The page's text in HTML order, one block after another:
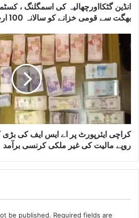
انڈین گٹکااورچھالیہ کی اسمگلنگ ،
بھگت سے قومی خزانے کو سالانہ 100 ارب روپے کا نقصان
روپے مالیت کی غیر ملکی کرنسی برآمد
be published. Required fields are